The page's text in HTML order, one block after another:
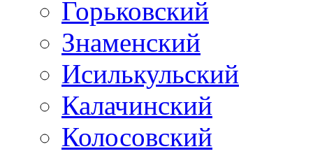
Горьковский
Знаменский
Исилькульский
Калачинский
Колосовский